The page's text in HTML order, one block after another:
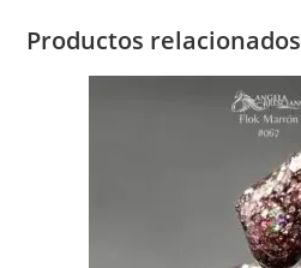
Productos relacionados